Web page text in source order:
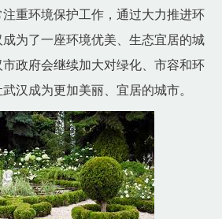
重环境保护工作，通过大力推进环
为了一座环境优美、生态宜居的城
政府会继续加大对绿化、市容和环
汉成为更加美丽、宜居的城市。